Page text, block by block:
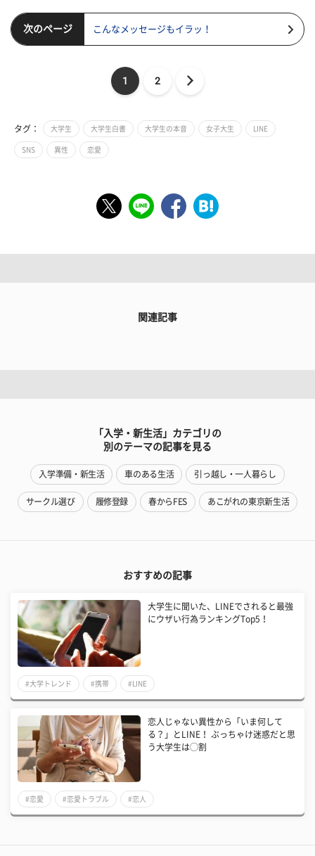
次のページ こんなメッセージもイラッ！
1 2
タグ： 大学生 大学生白書 大学生の本音 女子大生 LINE
SNS 異性 恋愛
関連記事
「入学・新生活」カテゴリの
別のテーマの記事を見る
入学準備・新生活 車のある生活 引っ越し・一人暮らし
サークル選び 履修登録 春からFES あこがれの東京新生活
おすすめの記事
大学生に聞いた、LINEでされると最強
にウザい行為ランキングTop5！
#大学トレンド #携帯 #LINE
​恋人じゃない異性から「いま何して
る？」とLINE！ ぶっちゃけ迷惑だと思
う大学生は◯割
#恋愛 #恋愛トラブル #恋人